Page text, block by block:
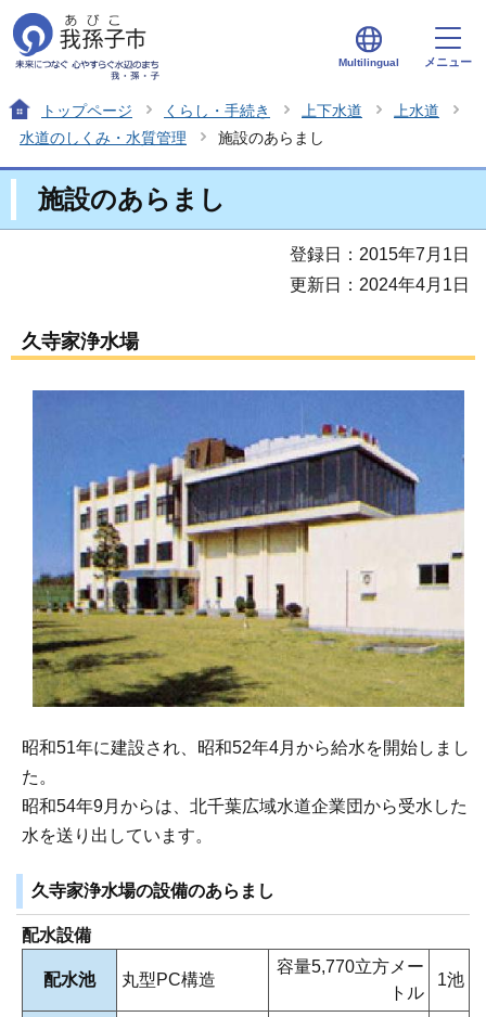
Multilingual メニュー
トップページ くらし・手続き 上下水道
上水道
水道のしくみ・水質管理
施設のあらまし
施設のあらまし
登録日：2015年7月1日
更新日：2024年4月1日
久寺家浄水場
昭和51年に建設され、昭和52年4月から給水を開始しまし
た。
昭和54年9月からは、北千葉広域水道企業団から受水した
水を送り出しています。
久寺家浄水場の設備のあらまし
配水設備
配水池 丸型PC構造
容量5,770立方メー
トル
1池